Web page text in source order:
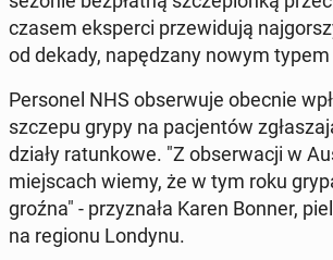
cza­sem eks­per­ci prze­wi­du­ją
od dekady, na­pę­dza­ny nowym
​Per­so­nel NHS ob­ser­wu­je obecnie
szczepu grypy na pa­cjen­tów
dzia­ły ra­tun­ko­we. "Z ob­ser­wa­cji w
miej­scach wiemy, że w tym roku
groźna" - przy­zna­ła Karen Bonner,
na regionu Londynu.